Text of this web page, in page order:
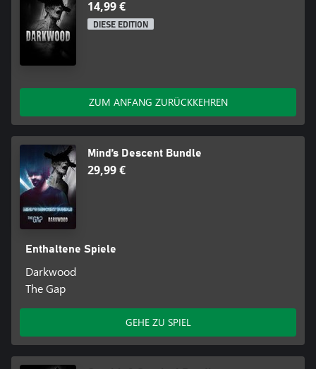
14,99 €
DIESE EDITION
ZUM ANFANG ZURÜCKKEHREN
Mind’s Descent Bundle
29,99 €
Enthaltene Spiele
Darkwood
The Gap
GEHE ZU SPIEL